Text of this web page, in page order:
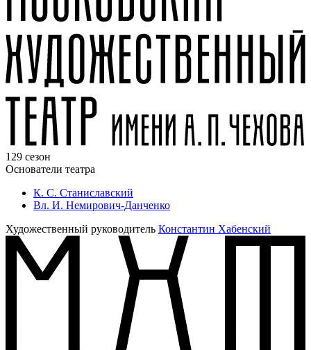
129 сезон
Основатели театра
К. С. Станиславский
Вл. И. Немирович-Данченко
Художественный руководитель Константин Хабенский